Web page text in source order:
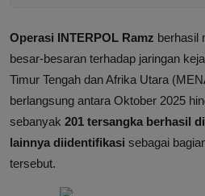
Operasi INTERPOL Ramz berhasil
besar-besaran terhadap jaringan
Timur Tengah dan Afrika Utara
berlangsung antara Oktober 2025
sebanyak 201 tersangka berhasil
lainnya diidentifikasi sebagai
tersebut.